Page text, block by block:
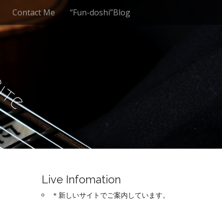
Contact Me “Fun-doshi”Blog
e
Live Infomation
＊新しいサイトでご案内しています。